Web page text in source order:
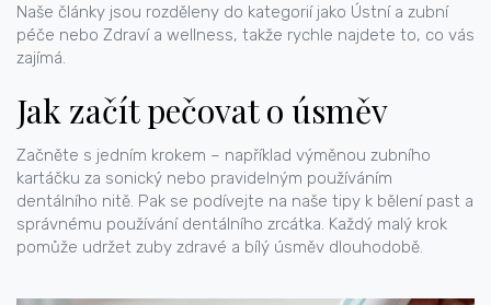
Naše články jsou rozděleny do kategorií jako Ústní a zubní
péče nebo Zdraví a wellness, takže rychle najdete to, co vás
zajímá.
Jak začít pečovat o úsměv
Začněte s jedním krokem – například výměnou zubního
kartáčku za sonický nebo pravidelným používáním
dentálního nitě. Pak se podívejte na naše tipy k bělení past a
správnému používání dentálního zrcátka. Každý malý krok
pomůže udržet zuby zdravé a bílý úsměv dlouhodobě.